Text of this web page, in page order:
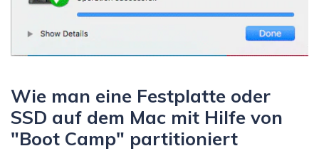
Wie man eine Festplatte oder
SSD auf dem Mac mit Hilfe von
"Boot Camp" partitioniert